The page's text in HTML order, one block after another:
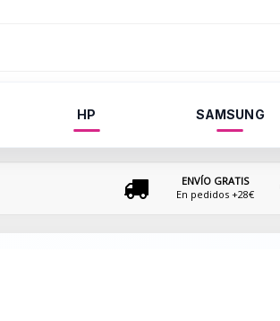
HP SAMSUNG
ENVÍO GRATIS
En pedidos +28€